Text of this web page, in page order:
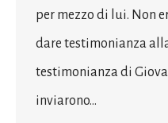
per mezzo di lui. Non
dare testimonianza
testimonianza di
inviarono…